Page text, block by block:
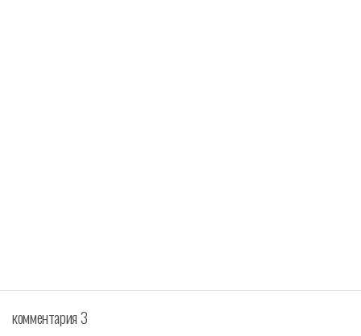
комментария 3